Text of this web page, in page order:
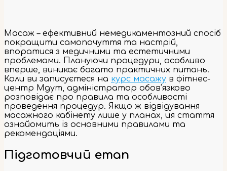
Масаж – ефективний немедикаментозний спосіб
покращити самопочуття та настрій,
впоратися з медичними та естетичними
проблемами. Плануючи процедури, особливо
вперше, виникає багато практичних питань.
Коли ви записуєтеся на курс масажу в фітнес-
центр Mgym, адміністратор обов’язково
розповідає про правила та особливості
проведення процедур. Якщо ж відвідування
масажного кабінету лише у планах, ця стаття
ознайомить із основними правилами та
рекомендаціями.
Підготовчий етап